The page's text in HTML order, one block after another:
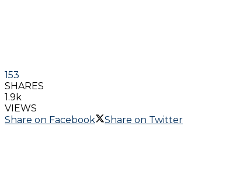
153
SHARES
1.9k
VIEWS
Share on Facebook
Share on Twitter